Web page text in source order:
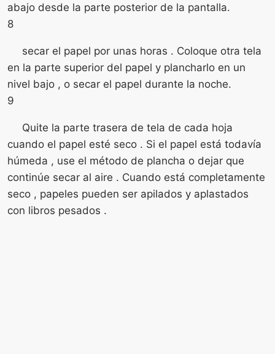
abajo desde la parte posterior de la pantalla.
8
secar el papel por unas horas . Coloque otra tela
en la parte superior del papel y plancharlo en un
nivel bajo , o secar el papel durante la noche.
9
Quite la parte trasera de tela de cada hoja
cuando el papel esté seco . Si el papel está todavía
húmeda , use el método de plancha o dejar que
continúe secar al aire . Cuando está completamente
seco , papeles pueden ser apilados y aplastados
con libros pesados ​​.